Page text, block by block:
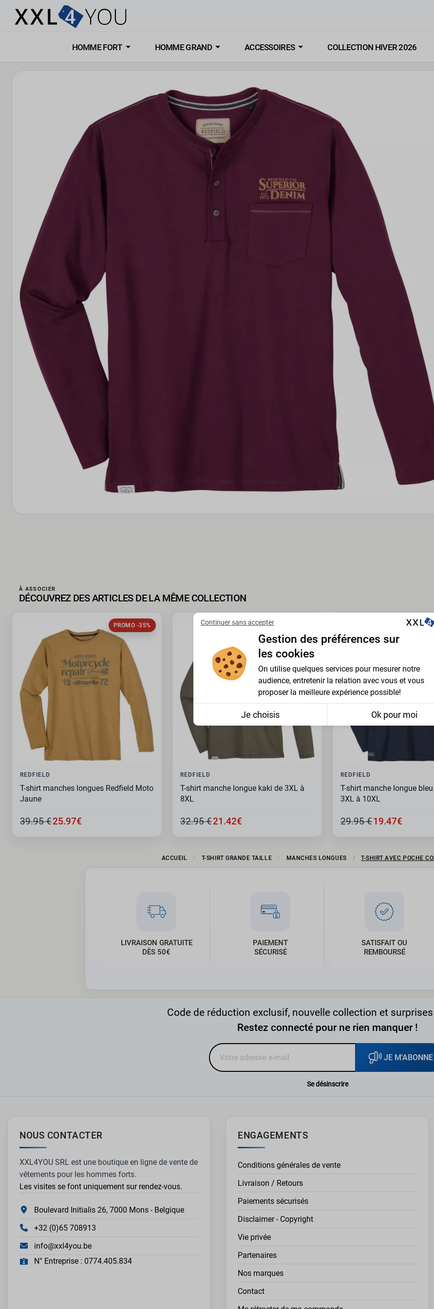
HOMME FORT HOMME GRAND ACCESSOIRES COLLECTION HIVER 2026
À ASSOCIER
DÉCOUVREZ DES ARTICLES DE LA MÊME COLLECTION
PROMO -35%
REDFIELD
T-shirt manches longues Redfield Moto
Jaune
39.95 €25.97€
PROMO -35%
REDFIELD
T-shirt manche longue kaki de 3XL à
8XL
32.95 €21.42€
REDFIELD
T-shirt manche longue
3XL à 10XL
29.95 €19.47€
ACCUEIL T-SHIRT GRANDE TAILLE MANCHES LONGUES T-SHIRT AVEC POCHE
LIVRAISON GRATUITE
DÈS 50€
PAIEMENT
SÉCURISÉ
SATISFAIT OU
REMBOURSÉ
Code de réduction exclusif, nouvelle collection et
Restez connecté pour ne rien manquer !
JE M'ABONNE
Se désinscrire
NOUS CONTACTER
XXL4YOU SRL est une boutique en ligne de vente de
vêtements pour les hommes forts.
Les visites se font uniquement sur rendez-vous.
Boulevard Initialis 26, 7000 Mons - Belgique
+32 (0)65 708913
info@xxl4you.be
N° Entreprise : 0774.405.834
ENGAGEMENTS
Conditions générales de vente
Livraison / Retours
Paiements sécurisés
Disclaimer - Copyright
Vie privée
Partenaires
Nos marques
Contact
Continuer sans accepter
Gestion des préférences sur
les cookies
On utilise quelques services pour mesurer notre
audience, entretenir la relation avec vous et vous
proposer la meilleure expérience possible!
Je choisis Ok pour moi